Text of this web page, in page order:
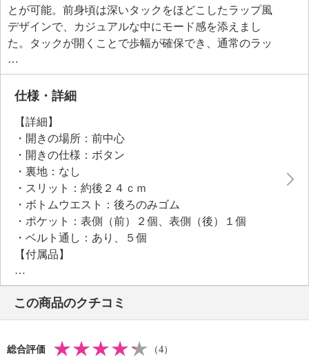
とが可能。前身頃は深いタックをほどこしたラップ風
デザインで、カジュアルな中にモード感を添えまし
た。タックが開くことで歩幅が確保でき、通常のラッ
プスカートと異なり脚の露出の心配がありません。
左右２本ずつほどこされたタックの縦ラインが立体感
を出し、脇をすっきりと細見せします。後ろ裾中心の
脚の露出を防ぐ安心感を両立。付属の共布ベルトは裏
側が配色になっており、配色面を表にすれば、さりげ
ないアクセントにも。
●普段と同じサイズをおすすめ
仕様・詳細
【詳細】
・開きの場所：前中心
・開きの仕様：ボタン
・裏地：なし
・スリット：約後２４ｃｍ
・ボトムウエスト：後ろのみゴム
・ポケット：表側（前）２個、表側（後）１個
・ベルト通し：あり、５個
【付属品】
・共布ベルト
【素材】
・ポリエステル７５％、レーヨン１８％、ポリウレタ
ン７％
・手洗い：可
この商品のクチコミ
総合評価 （4）